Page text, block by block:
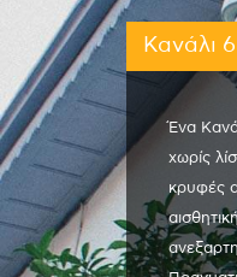
Κανάλι 6
Ένα
χωρίς
κρυφές